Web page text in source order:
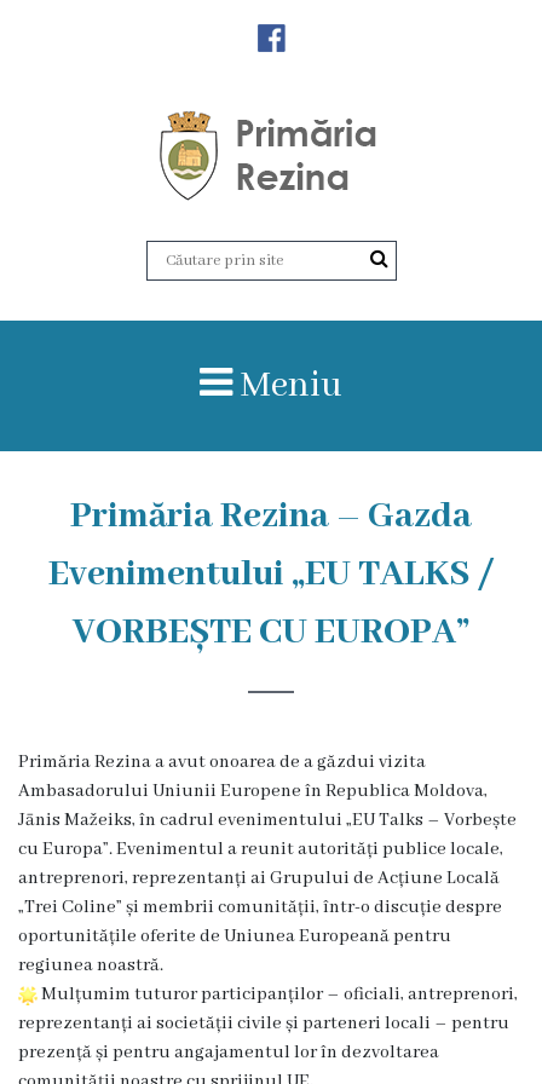
Amalgamare
în
Rezina
Primăria
audiență
Primarul
Aparatul
primăriei
Competențele
primarului
Meniu
Primăria Rezina – Gazda
Evenimentului „EU TALKS /
VORBEȘTE CU EUROPA”
Primăria Rezina a avut onoarea de a găzdui vizita
Ambasadorului Uniunii Europene în Republica Moldova,
Jānis Mažeiks, în cadrul evenimentului „EU Talks – Vorbește
cu Europa”. Evenimentul a reunit autorități publice locale,
antreprenori, reprezentanți ai Grupului de Acțiune Locală
„Trei Coline” și membrii comunității, într-o discuție despre
oportunitățile oferite de Uniunea Europeană pentru
regiunea noastră.
Mulțumim tuturor participanților – oficiali, antreprenori,
reprezentanți ai societății civile și parteneri locali – pentru
prezență și pentru angajamentul lor în dezvoltarea